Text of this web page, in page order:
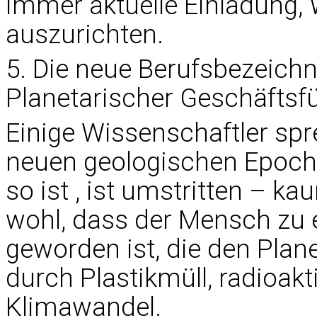
auszurichten.
5. Die neue
Planetarischer
Einige Wissenschaftler
neuen geologischen
so ist , ist umstritten –
wohl, dass der Mensch
geworden ist, die den
durch Plastikmüll,
Klimawandel.